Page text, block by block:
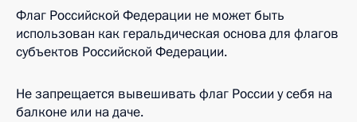
Флаг Российской Федерации не может быть
использован как геральдическая основа для флагов
субъектов Российской Федерации.
Не запрещается вывешивать флаг России у себя на
балконе или на даче.